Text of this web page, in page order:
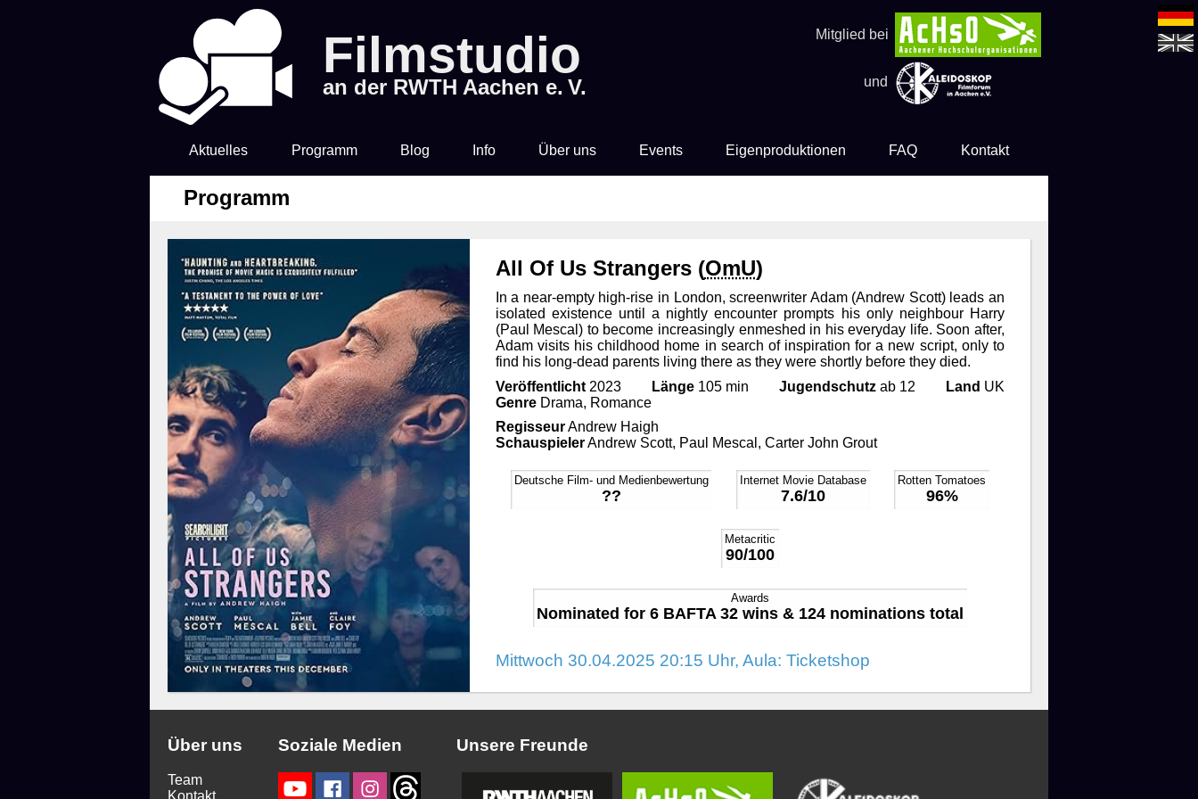
Filmstudio
an der RWTH Aachen e. V.
Mitglied bei
und
Aktuelles Programm Blog Info
Getränke &
Knabberkram
Über uns
Chronik
Technik
Bibliothek
Events
Filmstudio Spezial
Die Feuerzangenbowle
Eigenproduktionen FAQ Kontakt
Programm
All Of Us Strangers (OmU)
In a near-empty high-rise in London, screenwriter Adam (Andrew Scott) leads an
isolated existence until a nightly encounter prompts his only neighbour Harry
(Paul Mescal) to become increasingly enmeshed in his everyday life. Soon after,
Adam visits his childhood home in search of inspiration for a new script, only to
find his long-dead parents living there as they were shortly before they died.
Veröffentlicht2023 Länge105 min Jugendschutzab 12 Land UK
GenreDrama, Romance
RegisseurAndrew Haigh
SchauspielerAndrew Scott, Paul Mescal, Carter John Grout
Deutsche Film- und Medienbewertung
??
Internet Movie Database
7.6/10
Rotten Tomatoes
96%
Metacritic
90/100
Awards
Nominated for 6 BAFTA 32 wins & 124 nominations total
Mittwoch 30.04.2025 20:15 Uhr, Aula: Ticketshop
Über uns
Team
Kontakt
Soziale Medien Unsere Freunde